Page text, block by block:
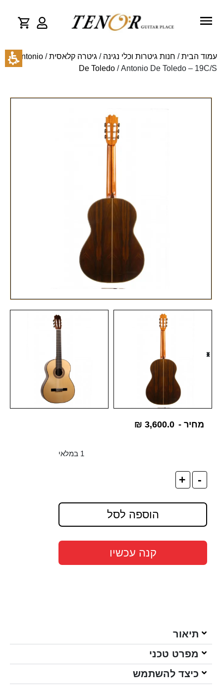
עמוד הבית/ חנות גיטרות וכלי נגינה / גיטרה קלאסית/
Antonio
De Toledo / Antonio De Toledo – 19C/S
מחיר - ₪ 3,600.0
1 במלאי
-
+
הוספה לסל
קנה עכשיו
תיאור
מפרט טכני
כיצד להשתמש